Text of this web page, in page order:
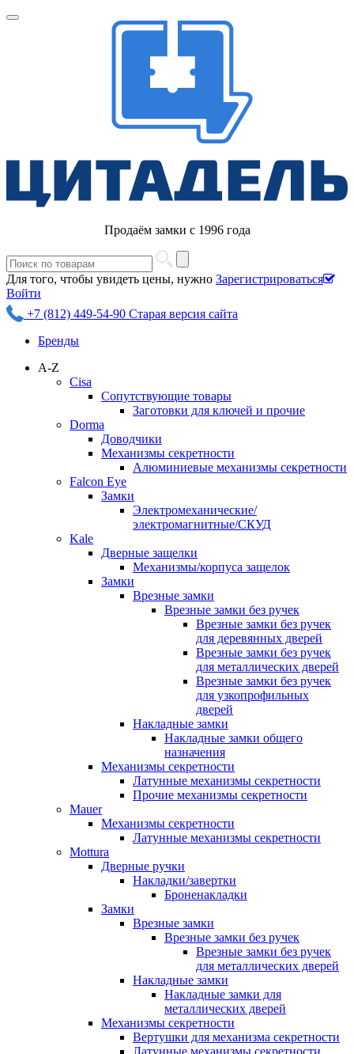
Продаём замки с 1996 года
Для того, чтобы увидеть цены, нужно Зарегистрироваться
Войти
+7 (812) 449-54-90 Старая версия сайта
Бренды
A-Z
Cisa
Сопутствующие товары
Заготовки для ключей и прочие
Dorma
Доводчики
Механизмы секретности
Алюминиевые механизмы секретности
Falcon Eye
Замки
Электромеханические/
электромагнитные/СКУД
Kale
Дверные защелки
Механизмы/корпуса защелок
Замки
Врезные замки
Врезные замки без ручек
Врезные замки без ручек
для деревянных дверей
Врезные замки без ручек
для металлических дверей
Врезные замки без ручек
для узкопрофильных
дверей
Накладные замки
Накладные замки общего
назначения
Механизмы секретности
Латунные механизмы секретности
Прочие механизмы секретности
Mauer
Механизмы секретности
Латунные механизмы секретности
Mottura
Дверные ручки
Накладки/завертки
Броненакладки
Замки
Врезные замки
Врезные замки без ручек
Врезные замки без ручек
для металлических дверей
Накладные замки
Накладные замки для
металлических дверей
Механизмы секретности
Вертушки для механизма секретности